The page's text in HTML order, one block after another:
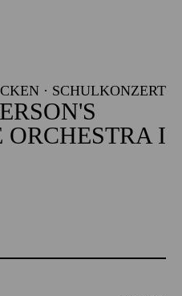
· SCHULKONZERT
ORCHESTRA I